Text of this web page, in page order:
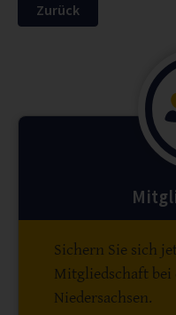
Zurück
Sichern Sie sich
Mitgliedschaft bei
Niedersachsen.